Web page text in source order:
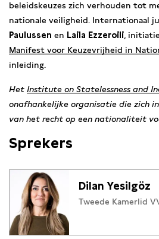
beleidskeuzes zich verhouden tot
nationale veiligheid. Internationaal
Paulussen en Laila Ezzeroili ,
Manifest voor Keuzevrijheid in
inleiding.
Het Institute on Statelessness and
onafhankelijke organisatie die zich
van het recht op een nationaliteit
Sprekers
Dilan Yesilgöz
Tweede Kamerlid